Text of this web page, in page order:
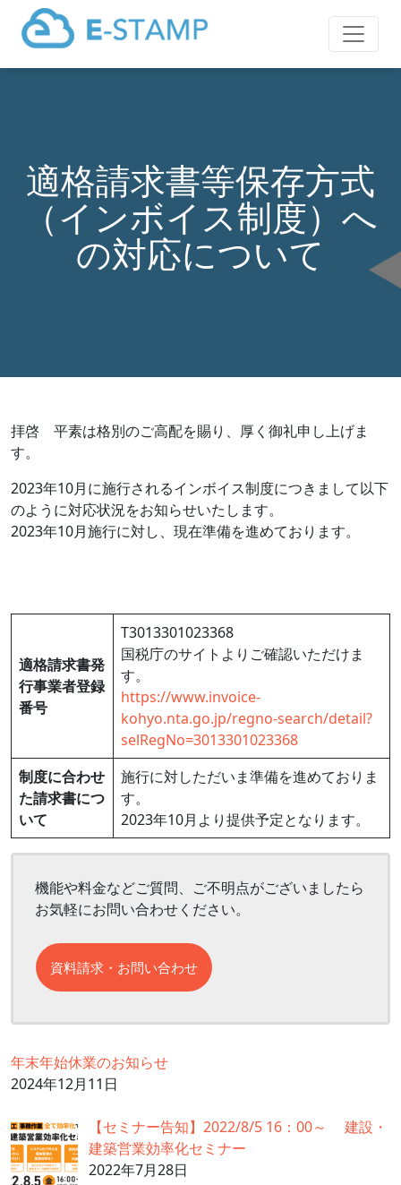
適格請求書等保存方式
（インボイス制度）へ
の対応について
拝啓 平素は格別のご高配を賜り、厚く御礼申し上げま
す。
2023年10月に施行されるインボイス制度につきまして以下
のように対応状況をお知らせいたします。
2023年10月施行に対し、現在準備を進めております。
適格請求書発
行事業者登録
番号
T3013301023368
国税庁のサイトよりご確認いただけま
す。
https://www.invoice-
kohyo.nta.go.jp/regno-search/detail?
selRegNo=3013301023368
制度に合わせ
た請求書につ
いて
施行に対しただいま準備を進めておりま
す。
2023年10月より提供予定となります。
機能や料金などご質問、ご不明点がございましたら
お気軽にお問い合わせください。
資料請求・お問い合わせ
年末年始休業のお知らせ
2024年12月11日
【セミナー告知】2022/8/5 16：00～ 建設・
建築営業効率化セミナー
2022年7月28日